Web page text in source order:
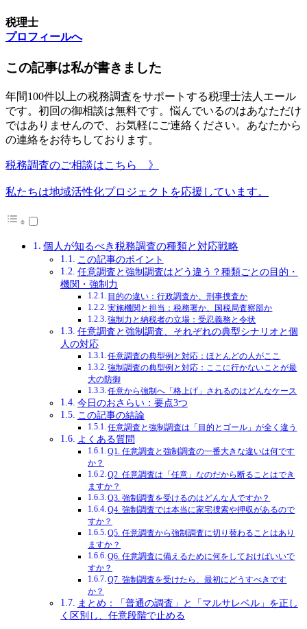
税理士
プロフィールへ
この記事は私が書きました
年間100件以上の税務調査をサポートする税理士法人エール
です。初回の御相談は無料です。悩んでいるのはあなただけ
ではありませんので、お気軽にご連絡ください。あなたから
の連絡をお待ちしております。
税務調査のご相談はこちら 》
私たちは地域活性化プロジェクトを応援しています。
個人が知るべき税務調査の種類と対応戦略
この記事のポイント
任意調査と強制調査はどう違う？種類ごとの目的・
機関・強制力
目的の違い：行政調査か、刑事捜査か
実施機関と担当：税務署か、国税局査察部か
強制力と納税者の立場：受忍義務と令状
任意調査と強制調査、それぞれの典型シナリオと個
人の対応
任意調査の典型例と対応：ほとんどの人がここ
強制調査の典型例と対応：ここに行かないことが最
大の防御
任意から強制へ「格上げ」されるのはどんなケース
今日のおさらい：要点3つ
この記事の結論
任意調査と強制調査は「目的とゴール」が全く違う
よくある質問
Q1. 任意調査と強制調査の一番大きな違いは何です
か？
Q2. 任意調査は「任意」なのだから断ることはでき
ますか？
Q3. 強制調査を受けるのはどんな人ですか？
Q4. 強制調査では本当に家宅捜索や押収があるので
すか？
Q5. 任意調査から強制調査に切り替わることはあり
ますか？
Q6. 任意調査に備えるために何をしておけばいいで
すか？
Q7. 強制調査を受けたら、最初にどうすべきです
か？
まとめ：「普通の調査」と「マルサレベル」を正し
く区別し、任意段階で止める